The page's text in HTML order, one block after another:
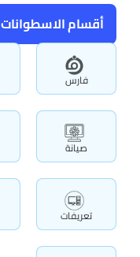
أقسام الاسطوانات
فارس
صيانة
تعريفات